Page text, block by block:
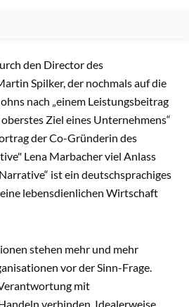
den Director des
Spilker, der nochmals auf die
nach „einem Leistungsbeitrag
Ziel eines Unternehmens“
der Co-Gründerin des
Lena Marbacher viel Anlass
ist ein deutschsprachiges
lebensdienlichen Wirtschaft
stehen mehr und mehr
vor der Sinn-Frage.
mit
verbinden. Idealerweise